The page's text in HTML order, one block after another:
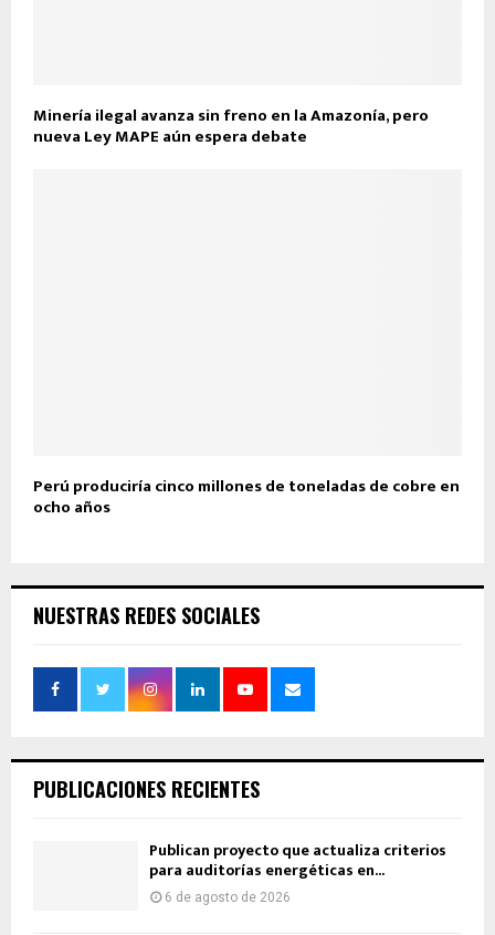
Minería ilegal avanza sin freno en la Amazonía, pero
nueva Ley MAPE aún espera debate
Perú produciría cinco millones de toneladas de cobre en
ocho años
NUESTRAS REDES SOCIALES
PUBLICACIONES RECIENTES
Publican proyecto que actualiza criterios
para auditorías energéticas en...
6 de agosto de 2026